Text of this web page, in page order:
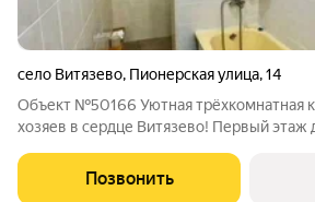
село Витязево, Пионерская улица,14
Объект №50166 Уютная трёхкомнатная
хозяев в сердце Витязево! Первый этаж
с косметическим
Позвонить